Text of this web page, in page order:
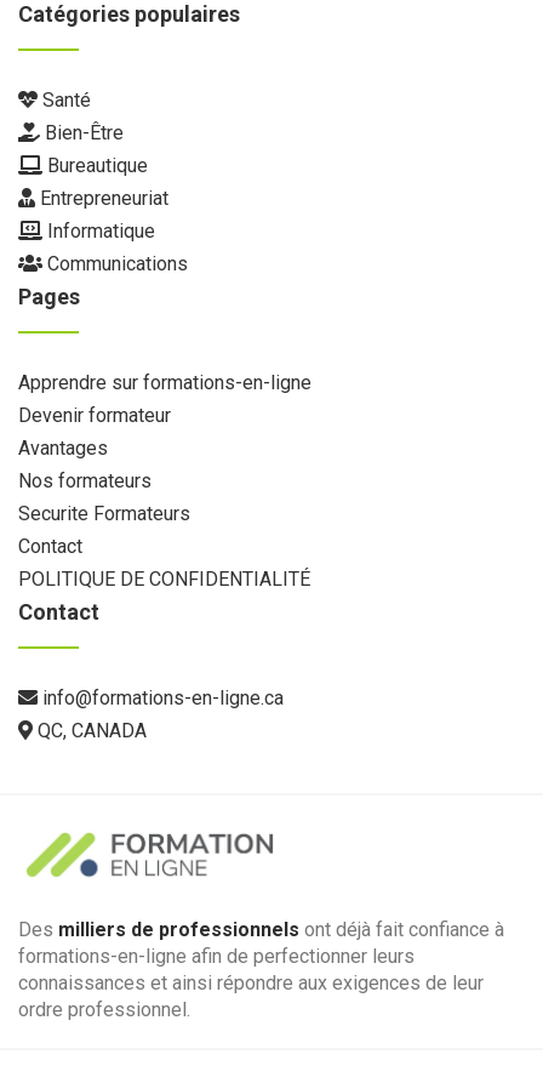
Catégories populaires
Santé
Bien-Être
Bureautique
Entrepreneuriat
Informatique
Communications
Pages
Apprendre sur formations-en-ligne
Devenir formateur
Avantages
Nos formateurs
Securite Formateurs
Contact
POLITIQUE DE CONFIDENTIALITÉ
Contact
info@formations-en-ligne.ca
QC, CANADA
Des milliers de professionnels ont déjà fait confiance à
formations-en-ligne afin de perfectionner leurs
connaissances et ainsi répondre aux exigences de leur
ordre professionnel.